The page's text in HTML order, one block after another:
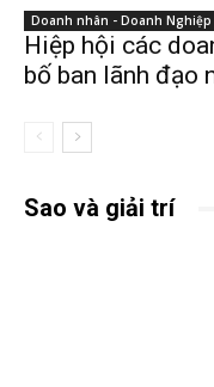
Doanh nhân - Doanh Nghiệp
Hiệp hội các
bố ban lãnh đạo
Sao và giải trí